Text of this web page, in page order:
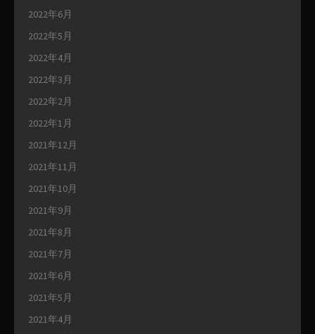
2022年6月
2022年5月
2022年4月
2022年3月
2022年2月
2022年1月
2021年12月
2021年11月
2021年10月
2021年9月
2021年8月
2021年7月
2021年6月
2021年5月
2021年4月